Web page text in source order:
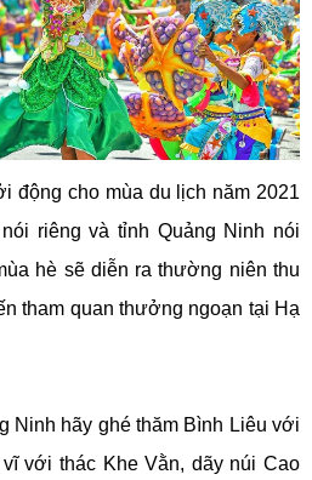
động cho mùa du lịch năm 2021
riêng và tỉnh Quảng Ninh nói
hè sẽ diễn ra thường niên thu
tham quan thưởng ngoạn tại Hạ
Ninh hãy ghé thăm Bình Liêu với
với thác Khe Vằn, dãy núi Cao